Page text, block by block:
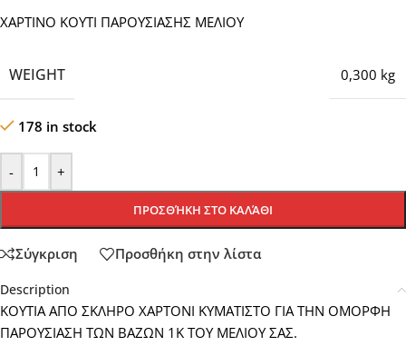
ΧΑΡΤΙΝΟ ΚΟΥΤΙ ΠΑΡΟΥΣΙΑΣΗΣ ΜΕΛΙΟΥ
WEIGHT 0,300 kg
178 in stock
- +
ΠΡΟΣΘΉΚΗ ΣΤΟ ΚΑΛΆΘΙ
Σύγκριση Προσθήκη στην λίστα
Description
ΚΟΥΤΙΑ ΑΠΟ ΣΚΛΗΡΟ ΧΑΡΤΟΝΙ ΚΥΜΑΤΙΣΤΟ ΓΙΑ ΤΗΝ ΟΜΟΡΦΗ
ΠΑΡΟΥΣΙΑΣΗ ΤΩΝ ΒΑΖΩΝ 1Κ ΤΟΥ ΜΕΛΙΟΥ ΣΑΣ.